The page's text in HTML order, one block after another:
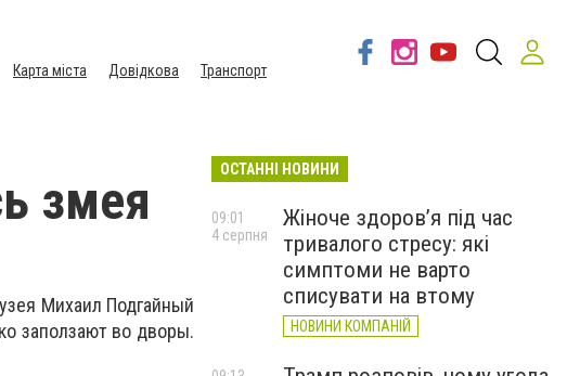
Карта міста Довідкова Транспорт
змея
Михаил Подгайный
заползают во дворы.
ОСТАННІ НОВИНИ
Жіноче здоров’я під час
тривалого стресу: які
симптоми не варто
списувати на втому
НОВИНИ КОМПАНІЙ
09:01
4 серпня